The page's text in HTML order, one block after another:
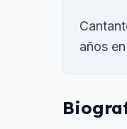
años